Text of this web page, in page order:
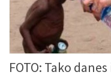
FOTO: Tako